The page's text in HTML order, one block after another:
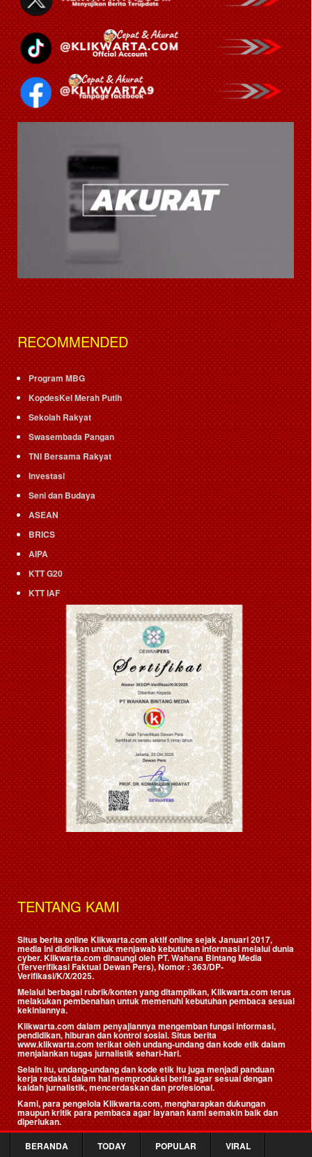
RECOMMENDED
Program MBG
KopdesKel Merah Putih
Sekolah Rakyat
Swasembada Pangan
TNI Bersama Rakyat
Investasi
Seni dan Budaya
ASEAN
BRICS
AIPA
KTT G20
KTT IAF
TENTANG KAMI
Situs berita online Klikwarta.com aktif online sejak Januari 2017,
media ini didirikan untuk menjawab kebutuhan informasi melalui dunia
cyber. Klikwarta.com dinaungi oleh PT. Wahana Bintang Media
(Terverifikasi Faktual Dewan Pers), Nomor : 363/DP-
Verifikasi/K/X/2025.
Melalui berbagai rubrik/konten yang ditampilkan, Klikwarta.com terus
melakukan pembenahan untuk memenuhi kebutuhan pembaca sesuai
kekiniannya.
Klikwarta.com dalam penyajiannya mengemban fungsi informasi,
pendidikan, hiburan dan kontrol sosial. Situs berita
www.klikwarta.com terikat oleh undang-undang dan kode etik dalam
menjalankan tugas jurnalistik sehari-hari.
Selain itu, undang-undang dan kode etik itu juga menjadi panduan
kerja redaksi dalam hal memproduksi berita agar sesuai dengan
kaidah jurnalistik, mencerdaskan dan profesional.
Kami, para pengelola Klikwarta.com, mengharapkan dukungan
maupun kritik para pembaca agar layanan kami semakin baik dan
diperlukan.
BERANDA TODAY POPULAR VIRAL